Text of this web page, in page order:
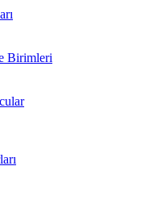
Birimleri